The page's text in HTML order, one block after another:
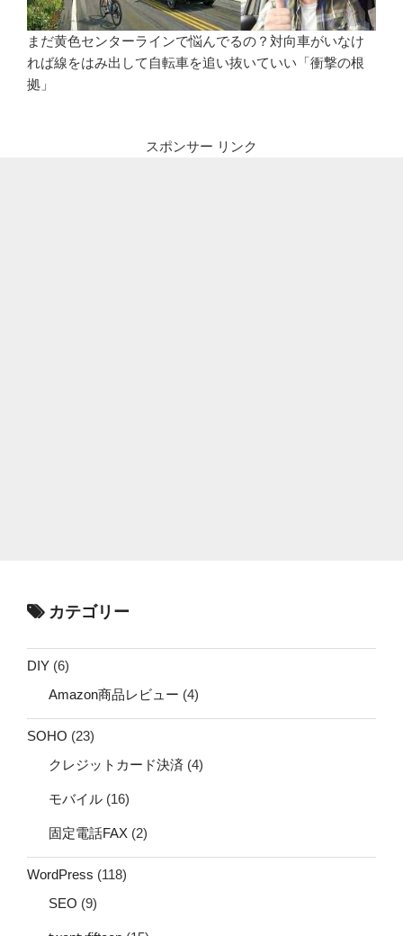
まだ黄色センターラインで悩んでるの？対向車がいなけ
れば線をはみ出して自転車を追い抜いていい「衝撃の根
拠」
スポンサー リンク
カテゴリー
DIY (6)
Amazon商品レビュー (4)
SOHO (23)
クレジットカード決済 (4)
モバイル (16)
固定電話FAX (2)
WordPress (118)
SEO (9)